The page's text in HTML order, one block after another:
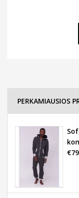
PERKAMIAUSIOS
€79